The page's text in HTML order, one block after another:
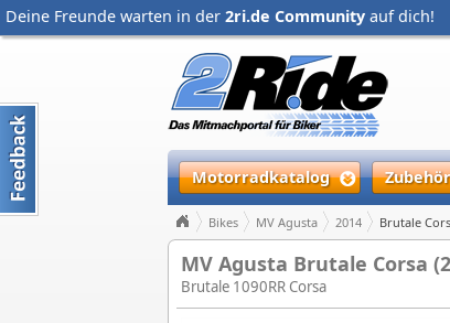
Deine Freunde warten in der 2ri.de Community auf dich!
Motorradkatalog
Bikes MV Agusta 2014 Brutale
MV Agusta Brutale Corsa
Brutale 1090RR Corsa